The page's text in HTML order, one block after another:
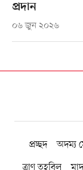
প্রদান
০৬ জুন ২০২৬
প্রচ্ছদ অদম্য